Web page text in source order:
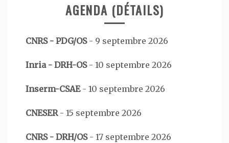
AGENDA (DÉTAILS)
CNRS - PDG/OS- 9 septembre 2026
Inria - DRH-OS- 10 septembre 2026
Inserm-CSAE- 10 septembre 2026
CNESER- 15 septembre 2026
CNRS - DRH/OS- 17 septembre 2026